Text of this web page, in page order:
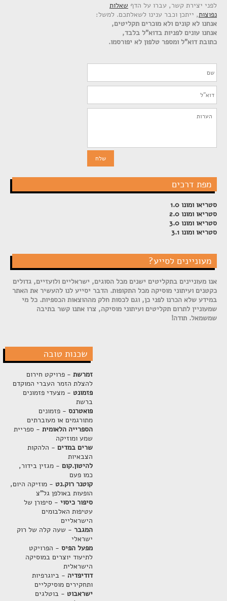
לפני יצירת קשר, עברו על הדף שאלות
נפוצות, ייתכן וכבר ענינו לשאלתכם. למשל:
אנחנו לא קונים ולא מוכרים תקליטים,
אנחנו עונים לפניות בדוא"ל בלבד,
כתובת דוא"ל ומספר טלפון לא יפורסמו.
מפת דרכים
סטריאו ומונו 1.0
סטריאו ומונו 2.0
סטריאו ומונו 3.0
סטריאו ומונו 3.1
מעוניינים לסייע?
אנו מעוניינים בתקליטים ישנים מכל הסוגים, ישראליים ולועזיים, גדולים
כקטנים ועיתוני מוסיקה מכל התקופות. הדבר יסייע לנו להעשיר את האתר
במידע שלא הכרנו לפני כן, וגם לכסות חלק מההוצאות הכספיות. כל מי
שמעוניין לתרום תקליטים ועיתוני מוסיקה, צרו אתנו קשר בתיבה
שמשמאל. תודה!
שכנות טובה
זמרשת- פרויקט חירום
להצלת הזמר העברי המוקדם
פזמונט - מצעדי פזמונים
ברשת
פואטרנס- פזמונים
מתורגמים או מעוברתים
הספרייה הלאומית- ספריית
שמע ומוזיקה
שרים במדים- הלהקות
הצבאיות
להיטון.קום- מגזין בידור,
כמו פעם
קוטנר רוק.נט - מוזיקה היום,
הופעות באולפן גל"צ
סיפור כיסוי- סיפורן של
עטיפות האלבומים
הישראליים
המגבר- שעה קלה של רוק
ישראלי
מפעל הפיס- הפרויקט
לתיעוד יוצרים במוסיקה
הישראלית
דודיפדיה - ביוגרפיות
ותחקירים מוסיקליים
ישראבוט - בוטלגים